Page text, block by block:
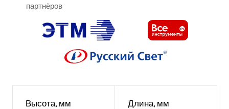
партнёров
Высота, мм
Длина, мм